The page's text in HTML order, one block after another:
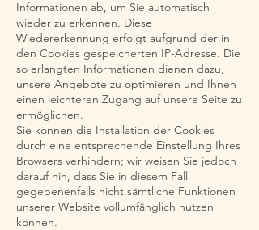
Informationen ab, um Sie automatisch
wieder zu erkennen. Diese
Wiedererkennung erfolgt aufgrund der in
den Cookies gespeicherten IP-Adresse. Die
so erlangten Informationen dienen dazu,
unsere Angebote zu optimieren und Ihnen
einen leichteren Zugang auf unsere Seite zu
ermöglichen.
Sie können die Installation der Cookies
durch eine entsprechende Einstellung Ihres
Browsers verhindern; wir weisen Sie jedoch
darauf hin, dass Sie in diesem Fall
gegebenenfalls nicht sämtliche Funktionen
unserer Website vollumfänglich nutzen
können.